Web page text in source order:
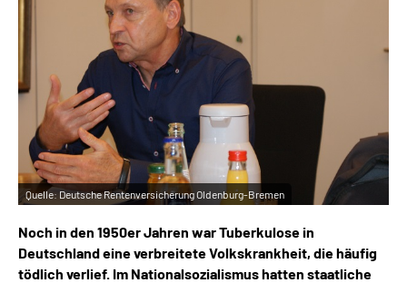
Leichte Sprache
Suche
Mein Kundenportal
Quelle: Deutsche Rentenversicherung Oldenburg-Bremen
Noch in den 1950er Jahren war Tuberkulose in
Deutschland eine verbreitete Volkskrankheit, die häufig
tödlich verlief. Im Nationalsozialismus hatten staatliche